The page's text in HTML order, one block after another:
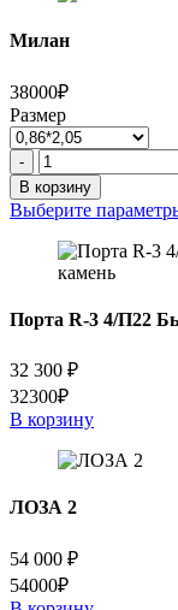
Милан
38000₽
Размер
Количество
товара
Милан
-
В корзину
Выберите
Порта R-3 4/П22
32 300 ₽
32300₽
В корзину
ЛОЗА 2
54 000 ₽
54000₽